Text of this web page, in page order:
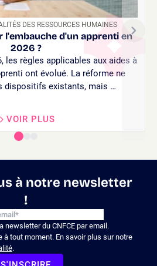
DES RESSOURCES HUMAINES
l'embauche d'un apprenti en
2026 ?
les règles applicables aux aides à
ont évolué. La réforme ne
dispositifs existants, mais …
VOIR PLUS
à notre newsletter
!
newsletter du CNFCE par email.
à tout moment. En savoir plus sur notre
.